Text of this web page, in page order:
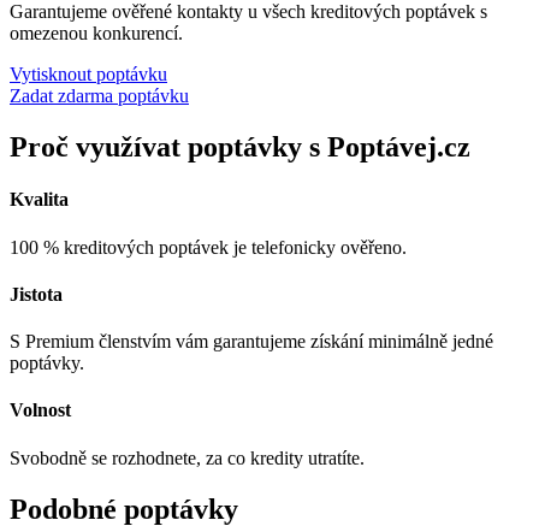
Garantujeme ověřené kontakty u všech kreditových poptávek s
omezenou konkurencí.
Vytisknout poptávku
Zadat zdarma poptávku
Proč využívat poptávky s Poptávej.cz
Kvalita
100 % kreditových poptávek je telefonicky ověřeno.
Jistota
S Premium členstvím vám garantujeme získání minimálně jedné
poptávky.
Volnost
Svobodně se rozhodnete, za co kredity utratíte.
Podobné poptávky